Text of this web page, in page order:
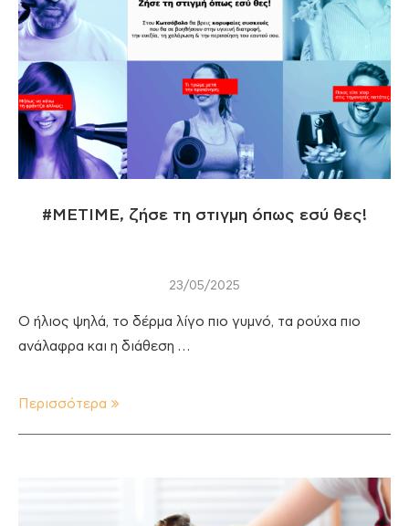
#METIME, ζήσε τη στιγμη όπως εσύ θες!
23/05/2025
Ο ήλιος ψηλά, το δέρμα λίγο πιο γυμνό, τα ρούχα πιο
ανάλαφρα και η διάθεση …
Περισσότερα